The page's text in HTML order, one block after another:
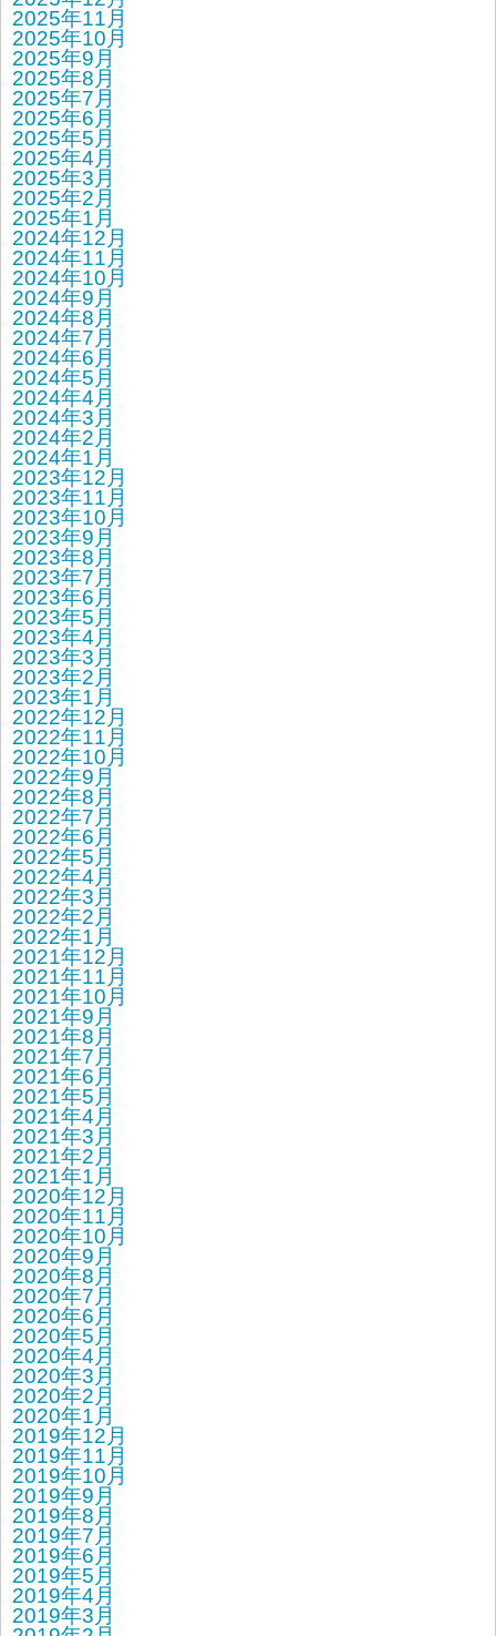
2025年11月
2025年10月
2025年9月
2025年8月
2025年7月
2025年6月
2025年5月
2025年4月
2025年3月
2025年2月
2025年1月
2024年12月
2024年11月
2024年10月
2024年9月
2024年8月
2024年7月
2024年6月
2024年5月
2024年4月
2024年3月
2024年2月
2024年1月
2023年12月
2023年11月
2023年10月
2023年9月
2023年8月
2023年7月
2023年6月
2023年5月
2023年4月
2023年3月
2023年2月
2023年1月
2022年12月
2022年11月
2022年10月
2022年9月
2022年8月
2022年7月
2022年6月
2022年5月
2022年4月
2022年3月
2022年2月
2022年1月
2021年12月
2021年11月
2021年10月
2021年9月
2021年8月
2021年7月
2021年6月
2021年5月
2021年4月
2021年3月
2021年2月
2021年1月
2020年12月
2020年11月
2020年10月
2020年9月
2020年8月
2020年7月
2020年6月
2020年5月
2020年4月
2020年3月
2020年2月
2020年1月
2019年12月
2019年11月
2019年10月
2019年9月
2019年8月
2019年7月
2019年6月
2019年5月
2019年4月
2019年3月